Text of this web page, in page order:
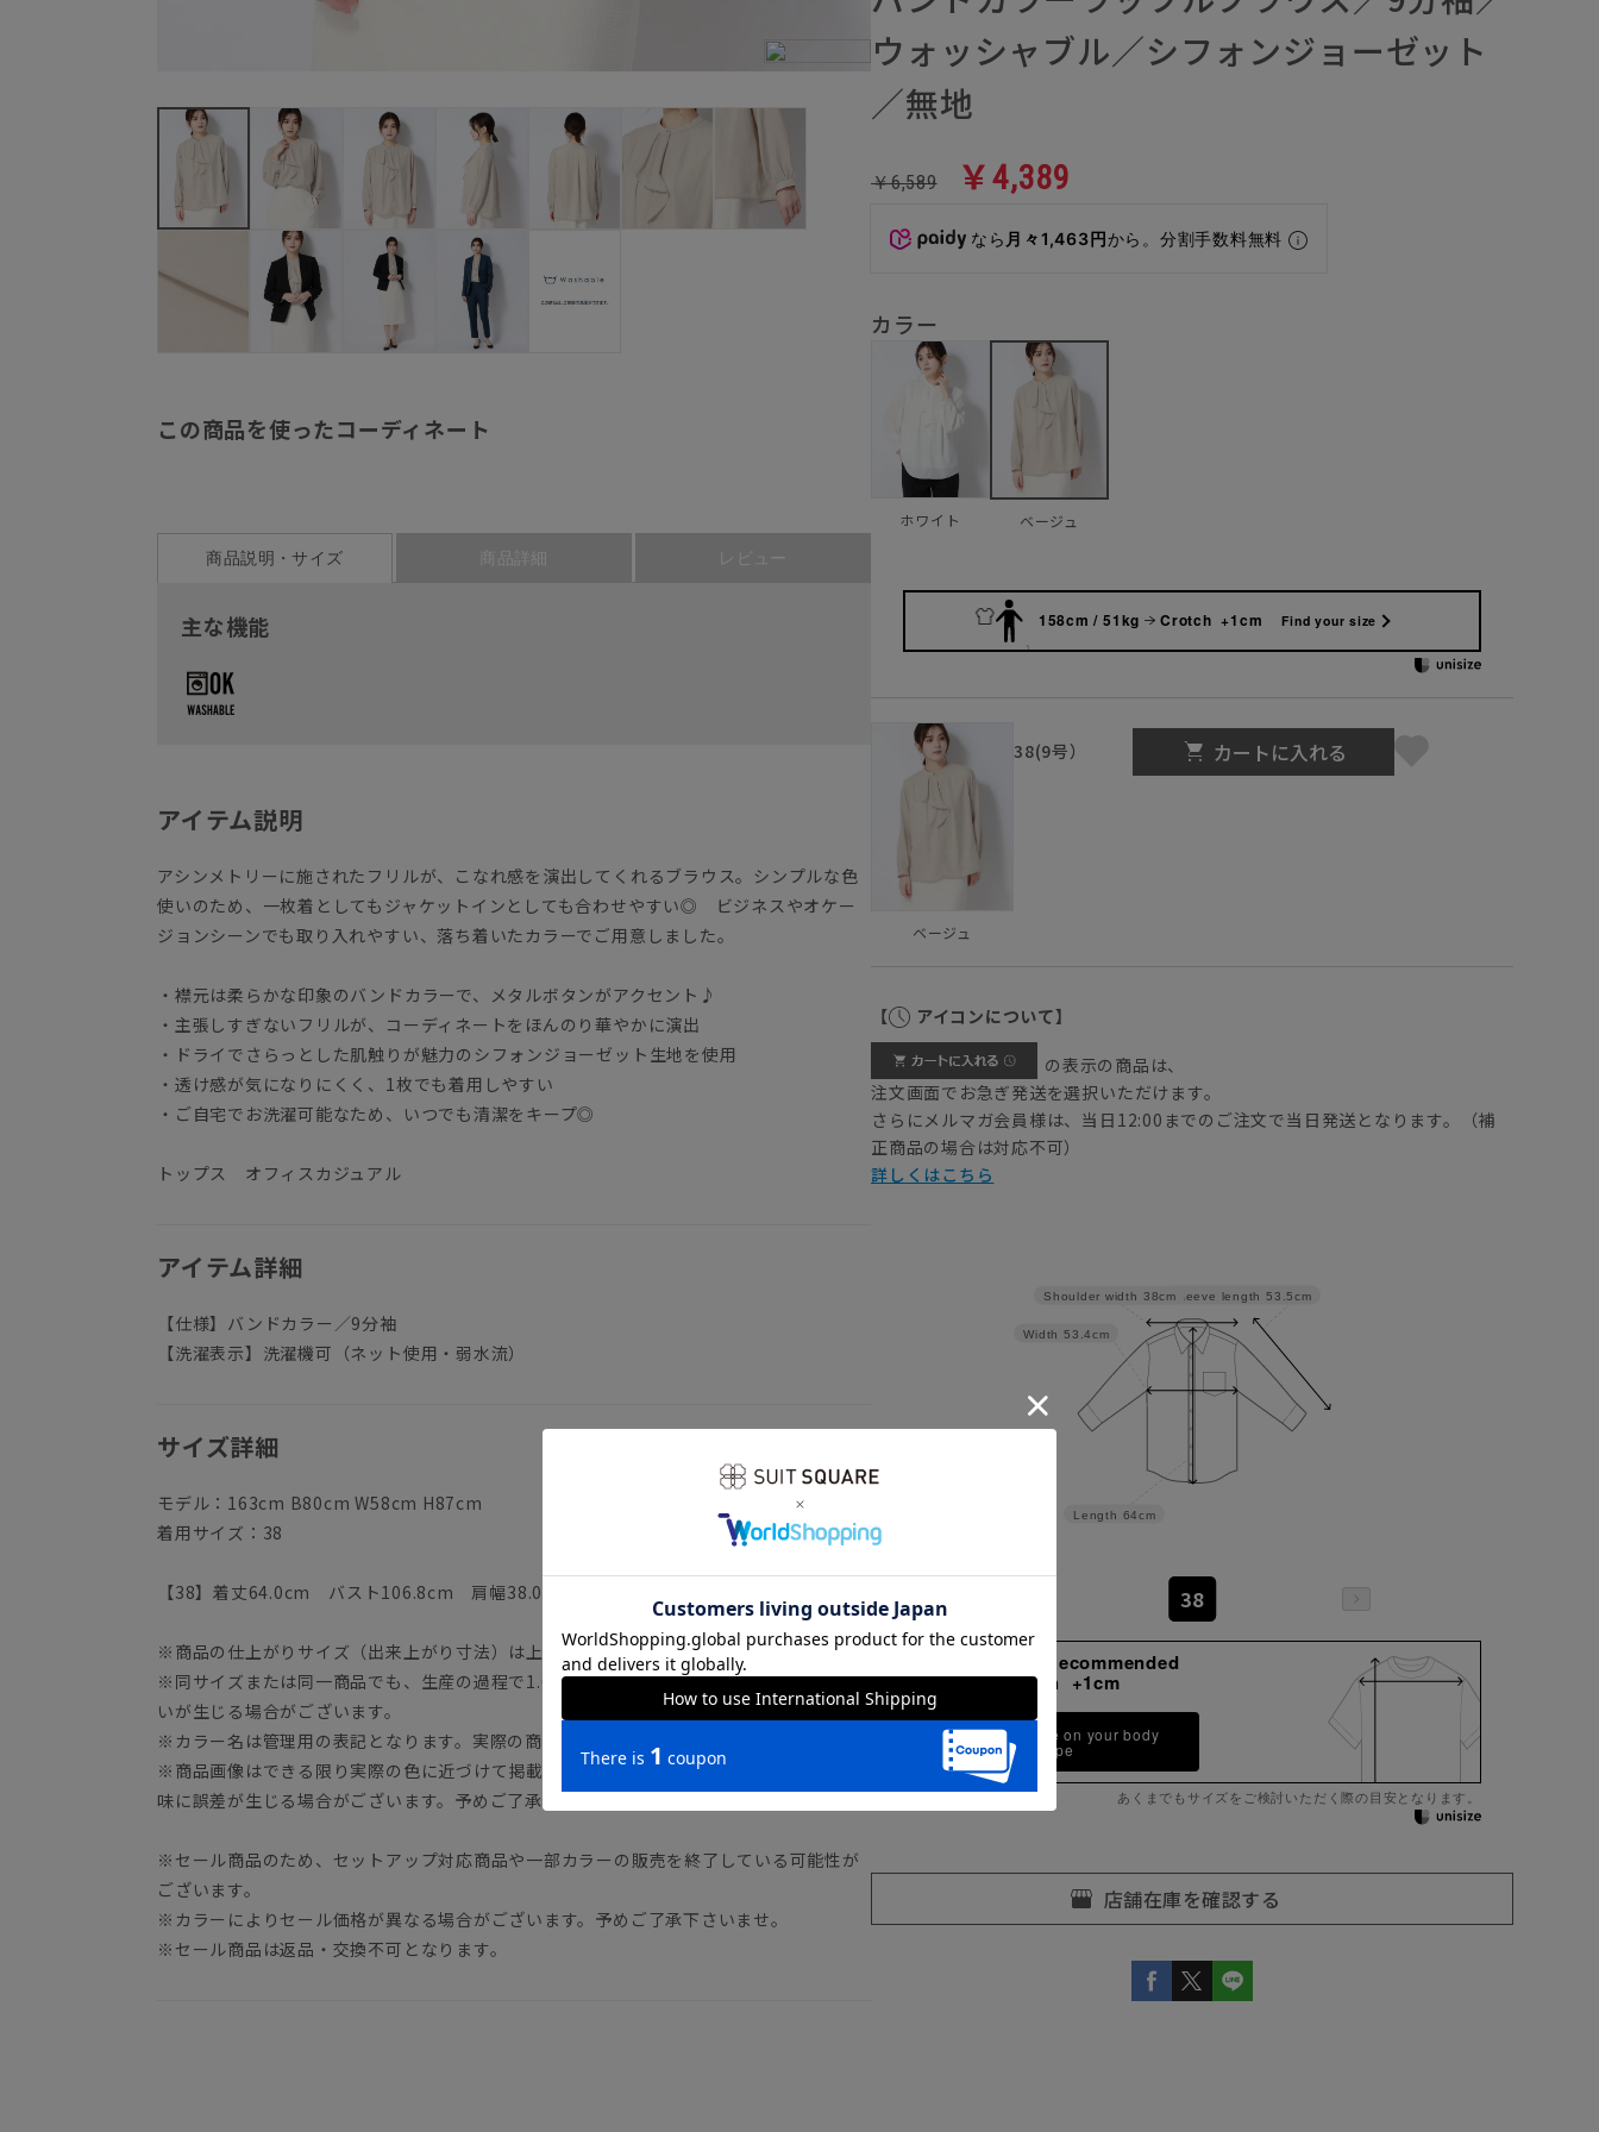
この商品を使ったコーディネート
商品説明・サイズ 商品詳細 レビュー
主な機能
アイテム説明
アシンメトリーに施されたフリルが、こなれ感を演出してくれるブラウス。シンプルな色
使いのため、一枚着としてもジャケットインとしても合わせやすい◎ ビジネスやオケー
ジョンシーンでも取り入れやすい、落ち着いたカラーでご用意しました。
・襟元は柔らかな印象のバンドカラーで、メタルボタンがアクセント♪
・主張しすぎないフリルが、コーディネートをほんのり華やかに演出
・ドライでさらっとした肌触りが魅力のシフォンジョーゼット生地を使用
・透け感が気になりにくく、1枚でも着用しやすい
・ご自宅でお洗濯可能なため、いつでも清潔をキープ◎
トップス オフィスカジュアル
アイテム詳細
【仕様】バンドカラー／9分袖
【洗濯表示】洗濯機可（ネット使用・弱水流）
サイズ詳細
モデル：163cm B80cm W58cm H87cm
着用サイズ：38
【38】着丈64.0cm バスト106.8cm 肩幅38.0cm 袖丈53.5cm
※商品の仕上がりサイズ（出来上がり寸法）は上記のサイズ表をご覧下さい。
※同サイズまたは同一商品でも、生産の過程で1.0cm～2.0cm程度の個体差や着用感の違
いが生じる場合がございます。
※カラー名は管理用の表記となります。実際の商品の色味は商品画像をご確認ください。
※商品画像はできる限り実際の色に近づけて掲載しておりますが、パソコン環境により色
味に誤差が生じる場合がございます。予めご了承下さいませ。
※セール商品のため、セットアップ対応商品や一部カラーの販売を終了している可能性が
ございます。
※カラーによりセール価格が異なる場合がございます。予めご了承下さいませ。
※セール商品は返品・交換不可となります。
ウォッシャブル／シフォンジョーゼット
／無地
￥6,589 ￥4,389
なら 月々1,463円から。分割手数料無料
カラー
ホワイト ベージュ
158cm / 51kg Crotch +1cm Find your size
ベージュ
38(9号） カートに入れる
【 アイコンについて】
の表示の商品は、
注文画面でお急ぎ発送を選択いただけます。
さらにメルマガ会員様は、当日12:00までのご注文で当日発送となります。（補
正商品の場合は対応不可）
詳しくはこちら
Sleeve length 53.5cm
Length 64cm
Width 53.4cm
Shoulder width 38cm
38
158cm 51kgRecommended
Crotch +1cm
Find out more on your body
type
あくまでもサイズをご検討いただく際の目安となります。